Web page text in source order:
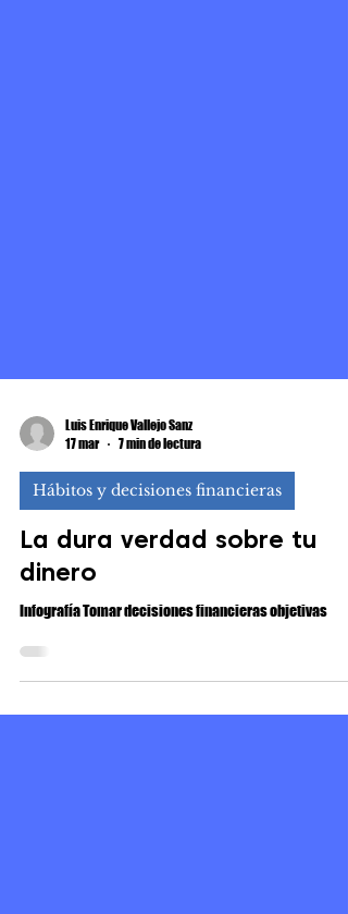
17 mar
7 min de lectura
La dura verdad sobre tu
dinero